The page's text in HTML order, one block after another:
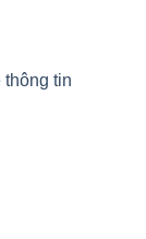
tin